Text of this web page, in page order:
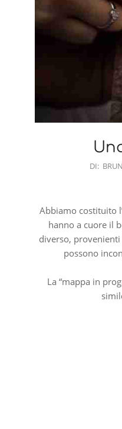
DI:
Abbiamo costituito
hanno a cuore il
diverso,
possono
La “mappa in